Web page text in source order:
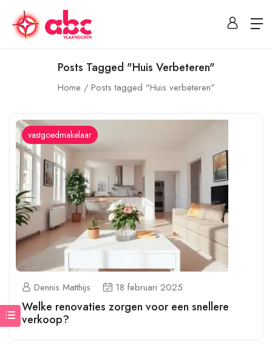
Posts Tagged "Huis Verbeteren"
Home Posts tagged "Huis verbeteren"
vastgoedmakelaar
Dennis Matthijs 18 februari 2025
Welke renovaties zorgen voor een snellere
verkoop?